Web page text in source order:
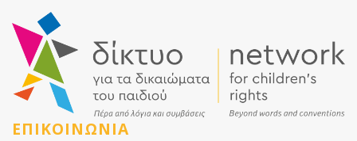
ΕΠΙΚΟΙΝΩΝΙΑ